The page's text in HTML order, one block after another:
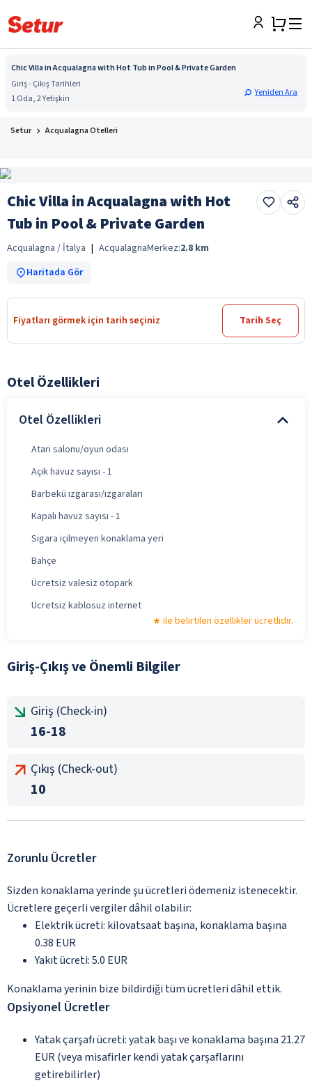
Chic Villa in Acqualagna with Hot Tub in Pool & Private Garden
Giriş - Çıkış Tarihleri
1 Oda, 2 Yetişkin
Yeniden Ara
Setur Acqualagna Otelleri
Chic Villa in Acqualagna with Hot
Tub in Pool & Private Garden
Acqualagna / İtalya | AcqualagnaMerkez:2.8 km
Haritada Gör
Fiyatları görmek için tarih seçiniz Tarih Seç
Otel Özellikleri
Otel Özellikleri
Atari salonu/oyun odası
Açık havuz sayısı - 1
Barbekü ızgarası/ızgaraları
Kapalı havuz sayısı - 1
Sigara içilmeyen konaklama yeri
Bahçe
Ücretsiz valesiz otopark
Ücretsiz kablosuz internet
ile belirtilen özellikler ücretlidir.
Giriş-Çıkış ve Önemli Bilgiler
Giriş (Check-in)
16-18
Çıkış (Check-out)
10
Zorunlu Ücretler
Sizden konaklama yerinde şu ücretleri ödemeniz istenecektir.
Ücretlere geçerli vergiler dâhil olabilir:
Elektrik ücreti: kilovatsaat başına, konaklama başına
0.38 EUR
Yakıt ücreti: 5.0 EUR
Konaklama yerinin bize bildirdiği tüm ücretleri dâhil ettik.
Opsiyonel Ücretler
Yatak çarşafı ücreti: yatak başı ve konaklama başına 21.27
EUR (veya misafirler kendi yatak çarşaflarını
getirebilirler)